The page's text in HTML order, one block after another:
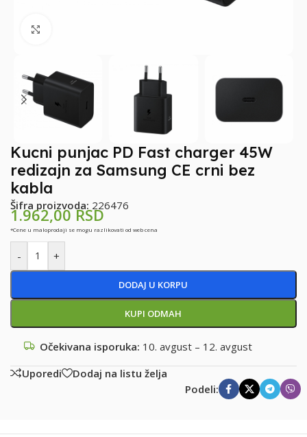
Kucni punjac PD Fast charger 45W
redizajn za Samsung CE crni bez
kabla
Šifra proizvoda: 226476
1.962,00RSD
*Cene u maloprodaji se mogu razlikovati od web cena
- +
DODAJ U KORPU
KUPI ODMAH
Očekivana isporuka: 10. avgust – 12. avgust
Uporedi
Dodaj na listu želja
Podeli: